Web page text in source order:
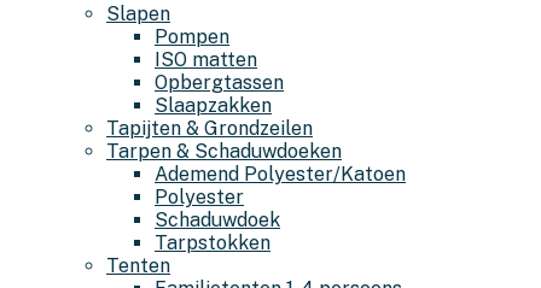
Slapen
Pompen
ISO matten
Opbergtassen
Slaapzakken
Tapijten & Grondzeilen
Tarpen & Schaduwdoeken
Ademend Polyester/Katoen
Polyester
Schaduwdoek
Tarpstokken
Tenten